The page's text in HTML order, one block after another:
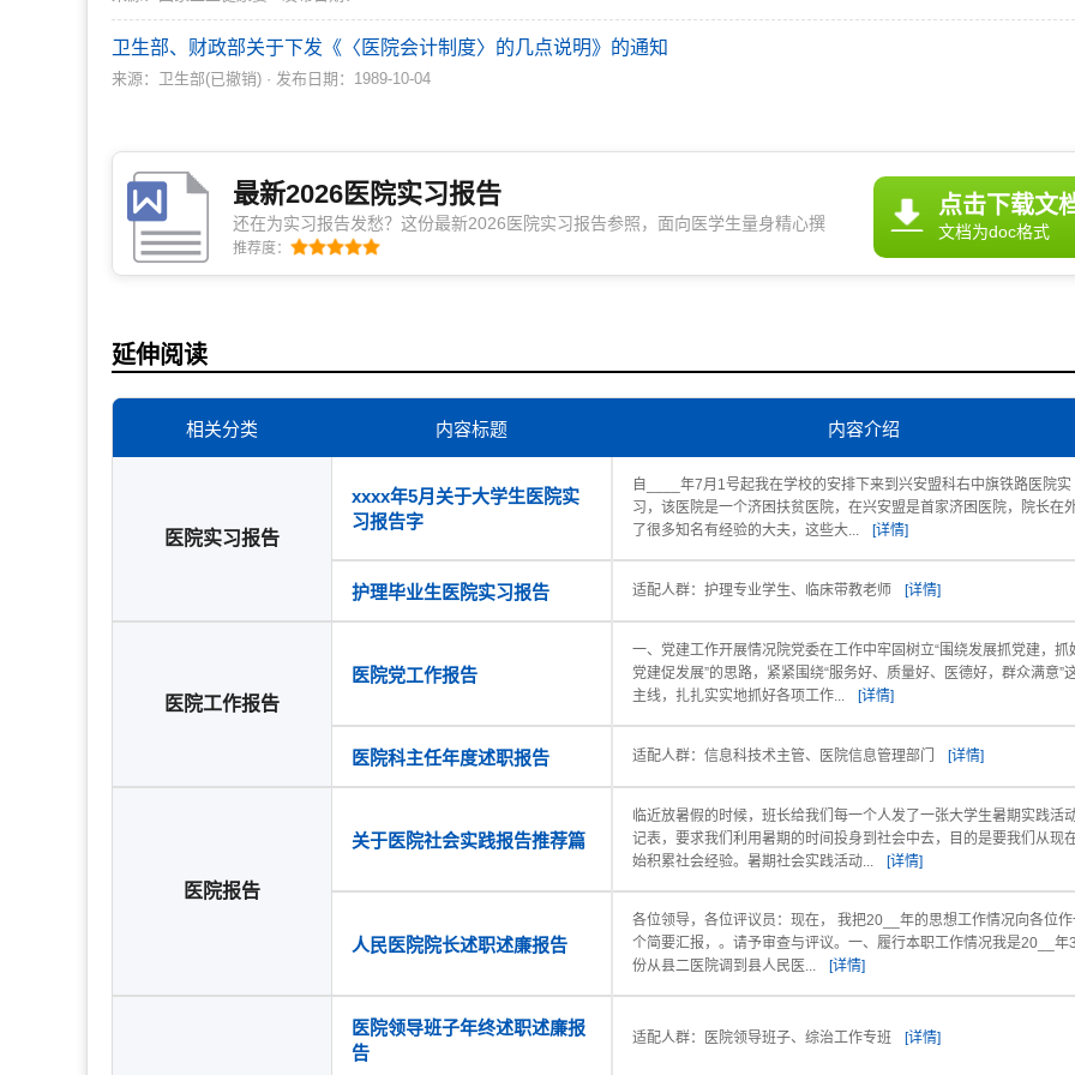
卫生部、财政部关于下发《〈医院会计制度〉的几点说明》的通知
来源：卫生部(已撤销) · 发布日期：1989-10-04
最新2026医院实习报告
还在为实习报告发愁？这份最新2026医院实习报告参照，面向医学生量身精心撰
写，框架明确、语言得体、重点突出，既贴合临床实际又符合院校要求。写得顺、改
得少、交得稳，高效少走弯路，实习收尾阶段的刚需干货！
推荐度：
点击下载文
文档为doc格式
延伸阅读
相关分类 内容标题 内容介绍
医院实习报告
xxxx年5月关于大学生医院实
习报告字
自____年7月1号起我在学校的安排下来到兴安盟科右中旗铁路医院实
习，该医院是一个济困扶贫医院，在兴安盟是首家济困医院，院长在
了很多知名有经验的大夫，这些大...
[详情]
护理毕业生医院实习报告 适配人群：护理专业学生、临床带教老师 [详情]
医院工作报告
医院党工作报告
一、党建工作开展情况院党委在工作中牢固树立“围绕发展抓党建，抓
党建促发展”的思路，紧紧围绕“服务好、质量好、医德好，群众满意”
主线，扎扎实实地抓好各项工作...
[详情]
医院科主任年度述职报告 适配人群：信息科技术主管、医院信息管理部门 [详情]
医院报告
关于医院社会实践报告推荐篇
临近放暑假的时候，班长给我们每一个人发了一张大学生暑期实践活
记表，要求我们利用暑期的时间投身到社会中去，目的是要我们从现
始积累社会经验。暑期社会实践活动...
[详情]
人民医院院长述职述廉报告
各位领导，各位评议员：现在， 我把20__年的思想工作情况向各位
个简要汇报，。请予审查与评议。一、履行本职工作情况我是20__年
份从县二医院调到县人民医...
[详情]
医院领导班子年终述职述廉报
告
适配人群：医院领导班子、综治工作专班 [详情]